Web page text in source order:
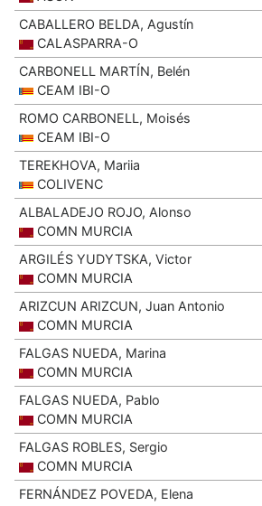
CABALLERO BELDA, Agustín
CALASPARRA-O
CARBONELL MARTÍN, Belén
CEAM IBI-O
ROMO CARBONELL, Moisés
CEAM IBI-O
TEREKHOVA, Mariia
COLIVENC
ALBALADEJO ROJO, Alonso
COMN MURCIA
ARGILÉS YUDYTSKA, Victor
COMN MURCIA
ARIZCUN ARIZCUN, Juan Antonio
COMN MURCIA
FALGAS NUEDA, Marina
COMN MURCIA
FALGAS NUEDA, Pablo
COMN MURCIA
FALGAS ROBLES, Sergio
COMN MURCIA
FERNÁNDEZ POVEDA, Elena